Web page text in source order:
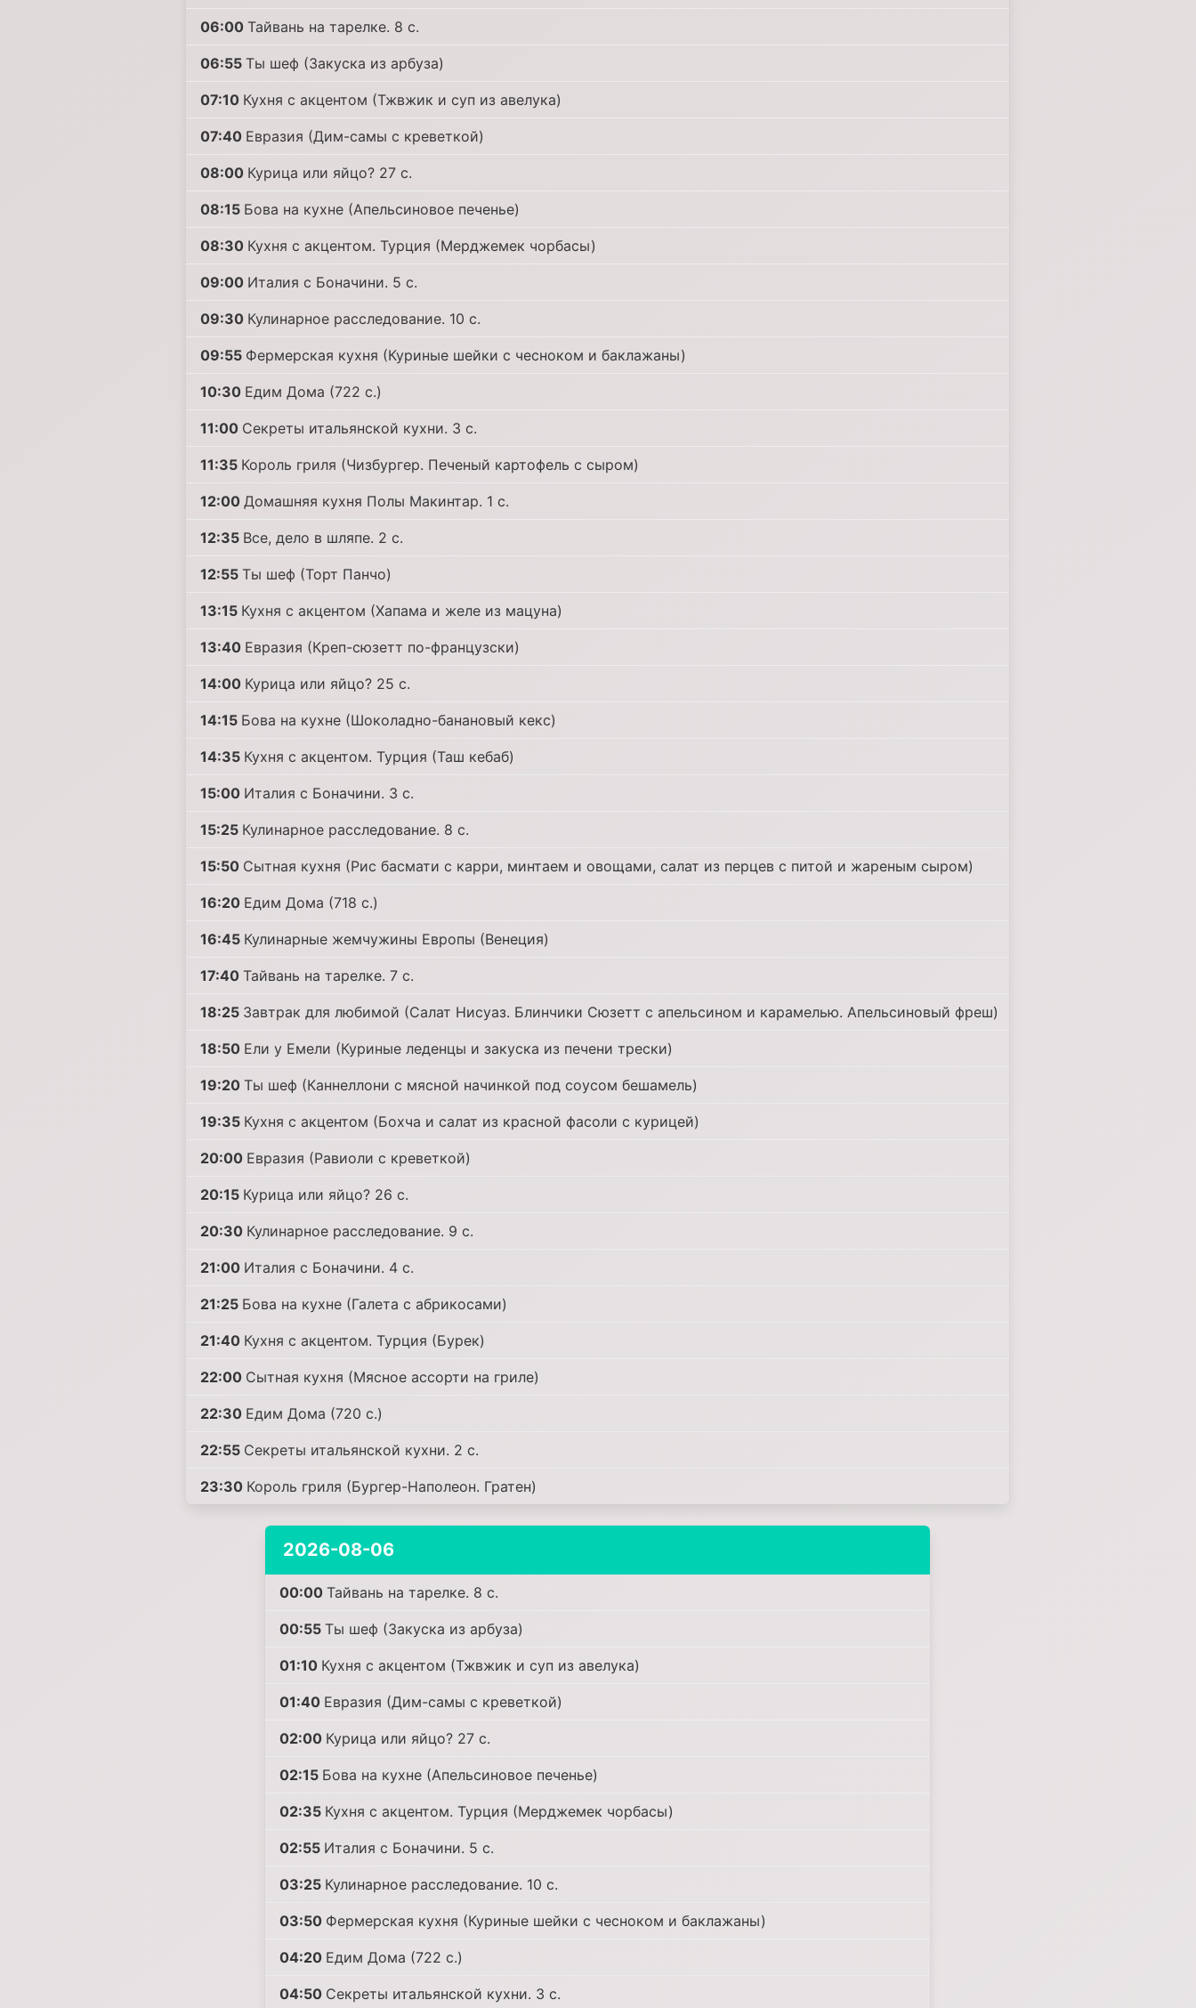
06:00 Тайвань на тарелке. 8 с.
06:55 Ты шеф (Закуска из арбуза)
07:10 Кухня с акцентом (Тжвжик и суп из авелука)
07:40 Евразия (Дим-самы с креветкой)
08:00 Курица или яйцо? 27 с.
08:15 Бова на кухне (Апельсиновое печенье)
08:30 Кухня с акцентом. Турция (Мерджемек чорбасы)
09:00 Италия с Боначини. 5 с.
09:30 Кулинарное расследование. 10 с.
09:55 Фермерская кухня (Куриные шейки с чесноком и баклажаны)
10:30 Едим Дома (722 с.)
11:00 Секреты итальянской кухни. 3 с.
11:35 Король гриля (Чизбургер. Печеный картофель с сыром)
12:00 Домашняя кухня Полы Макинтар. 1 с.
12:35 Все, дело в шляпе. 2 с.
12:55 Ты шеф (Торт Панчо)
13:15 Кухня с акцентом (Хапама и желе из мацуна)
13:40 Евразия (Креп-сюзетт по-французски)
14:00 Курица или яйцо? 25 с.
14:15 Бова на кухне (Шоколадно-банановый кекс)
14:35 Кухня с акцентом. Турция (Таш кебаб)
15:00 Италия с Боначини. 3 с.
15:25 Кулинарное расследование. 8 с.
15:50 Сытная кухня (Рис басмати с карри, минтаем и овощами, салат из перцев с питой и жареным сыром)
16:20 Едим Дома (718 с.)
16:45 Кулинарные жемчужины Европы (Венеция)
17:40 Тайвань на тарелке. 7 с.
18:25 Завтрак для любимой (Салат Нисуаз. Блинчики Сюзетт с апельсином и карамелью. Апельсиновый фреш)
18:50 Ели у Емели (Куриные леденцы и закуска из печени трески)
19:20 Ты шеф (Каннеллони с мясной начинкой под соусом бешамель)
19:35 Кухня с акцентом (Бохча и салат из красной фасоли с курицей)
20:00 Евразия (Равиоли с креветкой)
20:15 Курица или яйцо? 26 с.
20:30 Кулинарное расследование. 9 с.
21:00 Италия с Боначини. 4 с.
21:25 Бова на кухне (Галета с абрикосами)
21:40 Кухня с акцентом. Турция (Бурек)
22:00 Сытная кухня (Мясное ассорти на гриле)
22:30 Едим Дома (720 с.)
22:55 Секреты итальянской кухни. 2 с.
23:30 Король гриля (Бургер-Наполеон. Гратен)
2026-08-06
00:00 Тайвань на тарелке. 8 с.
00:55 Ты шеф (Закуска из арбуза)
01:10 Кухня с акцентом (Тжвжик и суп из авелука)
01:40 Евразия (Дим-самы с креветкой)
02:00 Курица или яйцо? 27 с.
02:15 Бова на кухне (Апельсиновое печенье)
02:35 Кухня с акцентом. Турция (Мерджемек чорбасы)
02:55 Италия с Боначини. 5 с.
03:25 Кулинарное расследование. 10 с.
03:50 Фермерская кухня (Куриные шейки с чесноком и баклажаны)
04:20 Едим Дома (722 с.)
04:50 Секреты итальянской кухни. 3 с.